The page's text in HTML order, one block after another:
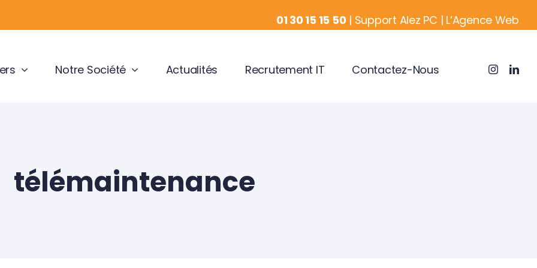
01 30 15 15 50 | Support Alez PC | L’Agence Web
Notre Société Actualités Recrutement IT Contactez-Nous
télémaintenance